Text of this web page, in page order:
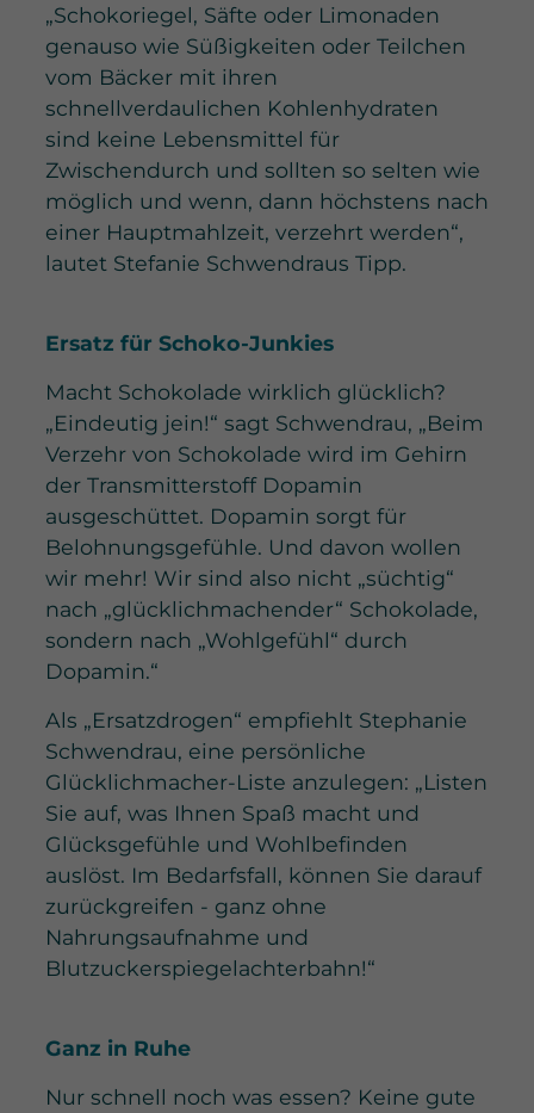
„Schokoriegel, Säfte oder Limonaden
genauso wie Süßigkeiten oder Teilchen
vom Bäcker mit ihren
schnellverdaulichen Kohlenhydraten
sind keine Lebensmittel für
Zwischendurch und sollten so selten wie
möglich und wenn, dann höchstens nach
einer Hauptmahlzeit, verzehrt werden“,
lautet Stefanie Schwendraus Tipp.
Ersatz für Schoko-Junkies
Macht Schokolade wirklich glücklich?
„Eindeutig jein!“ sagt Schwendrau, „Beim
Verzehr von Schokolade wird im Gehirn
der Transmitterstoff Dopamin
ausgeschüttet. Dopamin sorgt für
Belohnungsgefühle. Und davon wollen
wir mehr! Wir sind also nicht „süchtig“
nach „glücklichmachender“ Schokolade,
sondern nach „Wohlgefühl“ durch
Dopamin.“
Als „Ersatzdrogen“ empfiehlt Stephanie
Schwendrau, eine persönliche
Glücklichmacher-Liste anzulegen: „Listen
Sie auf, was Ihnen Spaß macht und
Glücksgefühle und Wohlbefinden
auslöst. Im Bedarfsfall, können Sie darauf
zurückgreifen - ganz ohne
Nahrungsaufnahme und
Blutzuckerspiegelachterbahn!“
Ganz in Ruhe
Nur schnell noch was essen? Keine gute